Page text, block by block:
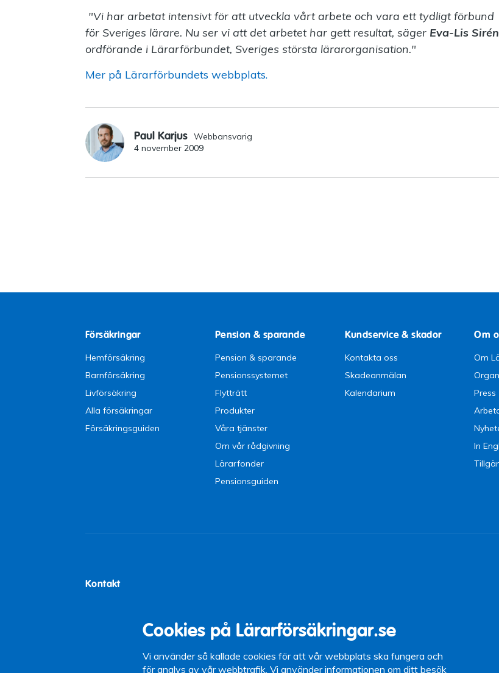
Cookies på Lärarförsäkringar.se
Vi använder så kallade cookies för att vår webbplats ska fungera och
för analys av vår webbtrafik. Vi använder informationen om ditt besök
"Vi har arbetat intensivt för att utveckla vårt arbete och vara ett tydligt förbund
för Sveriges lärare. Nu ser vi att det arbetet har gett resultat, säger Eva-Lis Sirén
ordförande i Lärarförbundet, Sveriges största lärarorganisation."
Mer på Lärarförbundets webbplats.
Paul Karjus Webbansvarig
4 november 2009
Försäkringar
Hemförsäkring
Barnförsäkring
Livförsäkring
Alla försäkringar
Försäkringsguiden
Pension & sparande
Pension & sparande
Pensionssystemet
Flytträtt
Produkter
Våra tjänster
Om vår rådgivning
Lärarfonder
Pensionsguiden
Kundservice & skador
Kontakta oss
Skadeanmälan
Kalendarium
Om
Om
Press
In
Kontakt
102 42 Stockholm
12-13)